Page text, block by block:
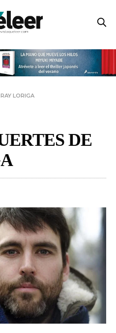
LORIGA
DE